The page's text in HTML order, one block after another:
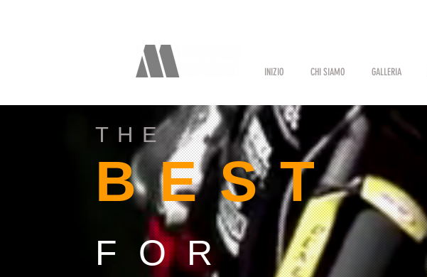
INIZIO CHI SIAMO GALLERIA
THE
BEST
FOR